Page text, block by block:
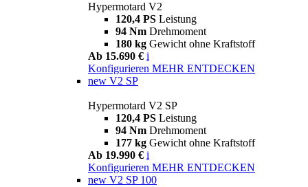
Hypermotard V2
120,4 PS Leistung
94 Nm Drehmoment
180 kg Gewicht ohne Kraftstoff
Ab 15.690 € i
Konfigurieren MEHR ENTDECKEN
new V2 SP
Hypermotard V2 SP
120,4 PS Leistung
94 Nm Drehmoment
177 kg Gewicht ohne Kraftstoff
Ab 19.990 € i
Konfigurieren MEHR ENTDECKEN
new V2 SP 100